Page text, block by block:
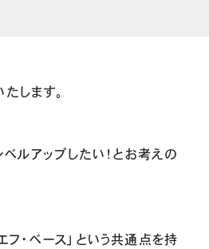
します。
ルアップしたい！とお考えの
・ベース」という共通点を持